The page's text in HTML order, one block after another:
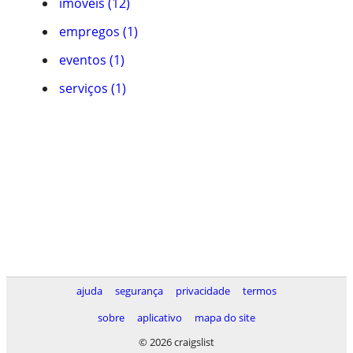
empregos (1)
eventos (1)
serviços (1)
ajuda segurança privacidade
termos
sobre
aplicativo
mapa do site
© 2026 craigslist